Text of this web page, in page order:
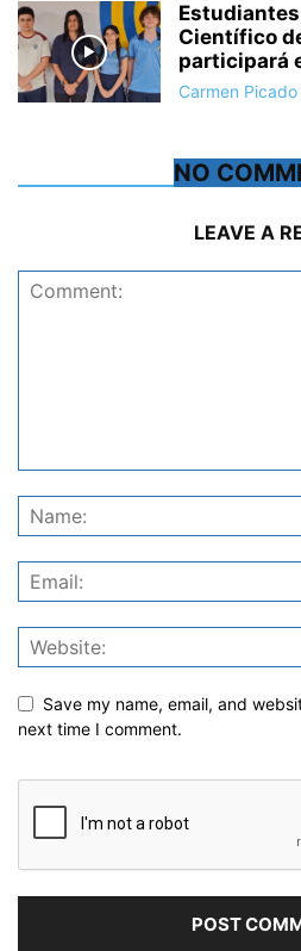
Científico
participará
Carmen Picado
NO
LEAVE A
Save my name, email, and
next time I comment.